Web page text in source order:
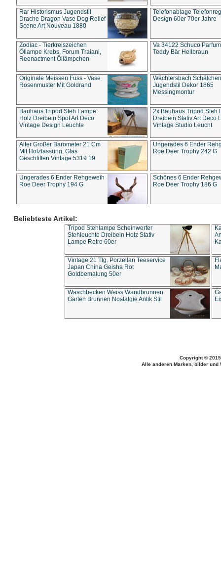
Rar Historismus Jugendstil
Drache Dragon Vase Dog Relief
Scene Art Nouveau 1880
Telefonablage
Design 60er 70er Jahre
Zodiac - Tierkreiszeichen
Öllampe Krebs, Forum Traiani,
Reenactment Öllämpchen
Va 34122 Schuco
Teddy Bär Hellbraun
Originale Meissen Fuss - Vase
Rosenmuster Mit Goldrand
Wächtersbach Schälchen
Jugendstil Dekor 1865
Messingmontur
Bauhaus Tripod Steh Lampe
Holz Dreibein Spot Art Deco
Vintage Design Leuchte
2x Bauhaus Tripod Steh
Dreibein Stativ Art Deco
Vintage Studio Leucht
Alter Großer Barometer 21 Cm
Mit Holzfassung, Glas
Geschliffen Vintage 5319 19
Ungerades 6 Ender
Roe Deer Trophy 242 G
Ungerades 6 Ender Rehgeweih
Roe Deer Trophy 194 G
Schönes 6 Ender
Roe Deer Trophy 186 G
Beliebteste Artikel:
Tripod Stehlampe Scheinwerfer
Stehleuchte Dreibein Holz Stativ
Lampe Retro 60er
Vintage 21 Tlg. Porzellan Teeservice
Japan China Geisha Rot
Goldbemalung 50er
Waschbecken Weiss Wandbrunnen
Garten Brunnen Nostalgie Antik Stil
Copyright ©
Alle anderen Marken, bilder und